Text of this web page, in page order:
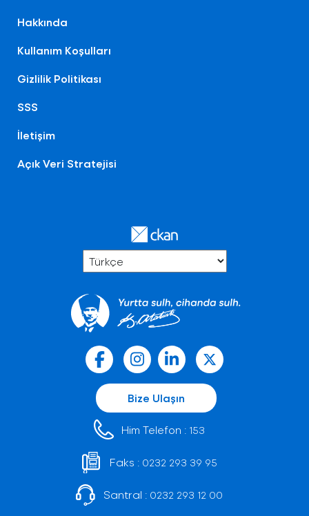
Hakkında
Kullanım Koşulları
Gizlilik Politikası
SSS
İletişim
Açık Veri Stratejisi
Bize Ulaşın
Him Telefon : 153
Faks : 0232 293 39 95
Santral : 0232 293 12 00